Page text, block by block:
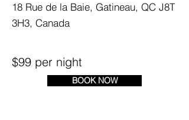
18 Rue de la Baie, Gatineau, QC J8T
3H3, Canada
$99 per night
BOOK NOW